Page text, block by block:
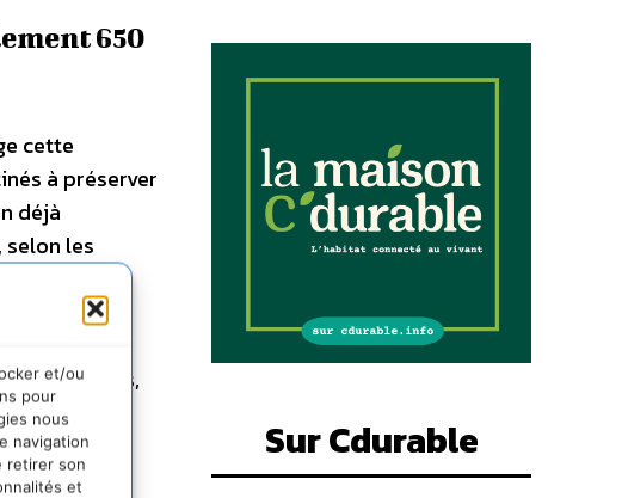
et/ou
pour
nous
navigation
retirer son
et
650
cette
à préserver
déjà
les
un
Il est
au
sur 2 ans,
son rôle
Sur Cdurable